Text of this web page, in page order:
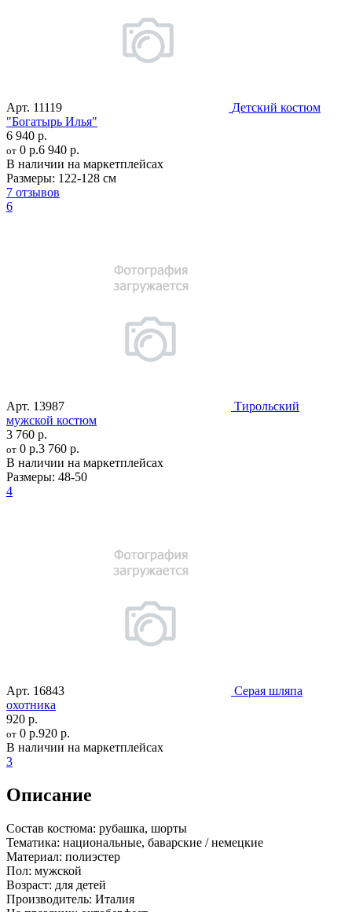
Арт. 11119
Детский костюм
"Богатырь Илья"
6 940 р.
от 0 р.6 940 р.
В наличии на маркетплейсах
Размеры: 122-128 см
7 отзывов
6
Арт. 13987
Тирольский
мужской костюм
3 760 р.
от 0 р.3 760 р.
В наличии на маркетплейсах
Размеры: 48-50
4
Арт. 16843
Серая шляпа
охотника
920 р.
от 0 р.920 р.
В наличии на маркетплейсах
3
Описание
Состав костюма: рубашка, шорты
Тематика: национальные, баварские / немецкие
Материал: полиэстер
Пол: мужской
Возраст: для детей
Производитель: Италия